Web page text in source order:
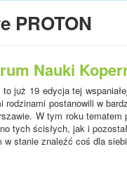
PROTON
Nauki
już 19 edycja tej
postanowili w
W tym roku tematem
tych ścisłych, jak i
stanie znaleźć coś dla